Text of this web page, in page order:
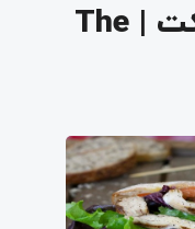
رستوران پیکنیک بسکت | The